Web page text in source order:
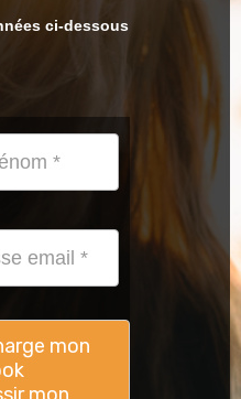
ci-dessous
mon